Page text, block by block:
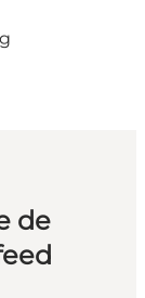
de